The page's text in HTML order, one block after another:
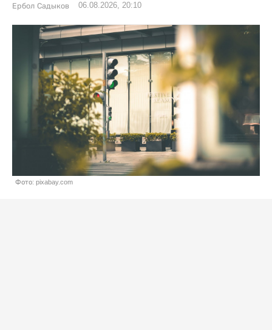
Ербол Садыков 06.08.2026, 20:10
Фото: pixabay.com